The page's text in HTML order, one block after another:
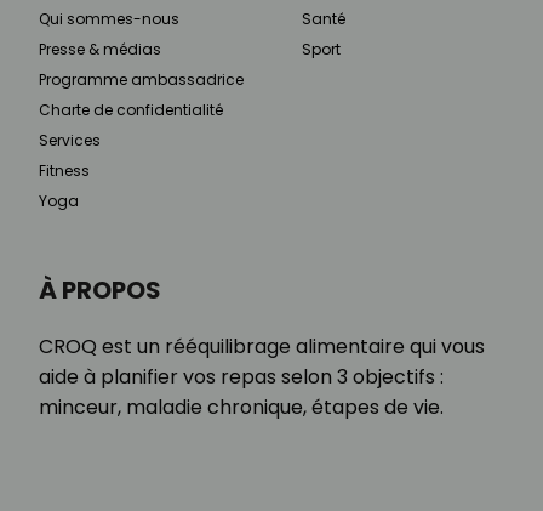
À PROPOS
CROQ est un rééquilibrage alimentaire qui vous
aide à planifier vos repas selon 3 objectifs :
minceur, maladie chronique, étapes de vie.
Qui sommes-nous
Presse & médias
Programme ambassadrice
Charte de confidentialité
Services
Fitness
Yoga
Santé
Sport